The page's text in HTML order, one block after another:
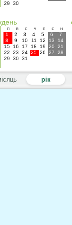
29
30
п в с ч п с
н
1
2 3 4 5 6
7
8
9 10 11 12 13
14
15
16 17 18 19 20
21
22
23 24 25 26 27
28
29
30 31
рік